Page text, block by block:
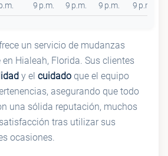
9 p.m.
9 p.m.
9 p.m.
9 p.m.
un servicio de mudanzas
Hialeah, Florida. Sus clientes
y el cuidado que el equipo
asegurando que todo
una sólida reputación, muchos
tras utilizar sus
ocasiones.